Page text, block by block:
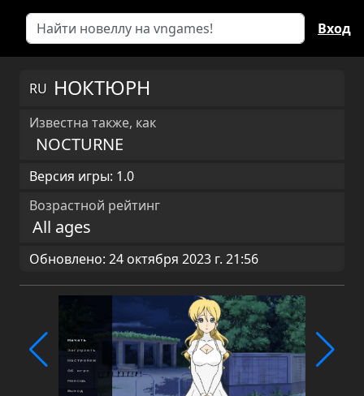
Вход
RU НОКТЮРН
Известна также, как
NOCTURNE
Версия игры: 1.0
Возрастной рейтинг
All ages
Обновлено: 24 октября 2023 г. 21:56